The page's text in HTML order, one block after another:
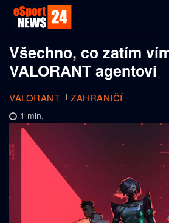
Všechno, co zatím
VALORANT agentovi
VALORANT ZAHRANIČÍ
1 min.